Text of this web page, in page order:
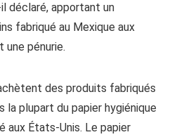
déclaré, apportant un
fabriqué au Mexique aux
une pénurie.
des produits fabriqués
la plupart du papier hygiénique
aux États-Unis. Le papier